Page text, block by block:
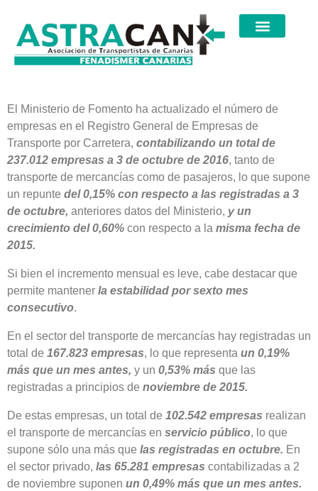
El Ministerio de Fomento ha actualizado el número de
empresas en el Registro General de Empresas de
Transporte por Carretera, contabilizando un total de
237.012 empresas a 3 de octubre de 2016, tanto de
transporte de mercancías como de pasajeros, lo que supone
un repunte del0,15% con respecto a las registradas a 3
de octubre, anteriores datos del Ministerio, y un
crecimiento del0,60% con respecto a la misma fecha de
2015.
Si bien el incremento mensual es leve, cabe destacar que
permite mantener la estabilidad por sexto mes
consecutivo.
En el sector del transporte de mercancías hay registradas un
total de 167.823 empresas, lo que representa un 0,19%
más que un mes antes, y un 0,53% más que las
registradas a principios de noviembre de 2015.
De estas empresas, un total de 102.542 empresas realizan
el transporte de mercancías en servicio público, lo que
supone sólo una más que las registradas en octubre. En
el sector privado, las 65.281 empresas contabilizadas a 2
de noviembre suponen un 0,49% más que un mes antes.